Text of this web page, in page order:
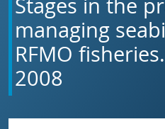
managing
RFMO
2008